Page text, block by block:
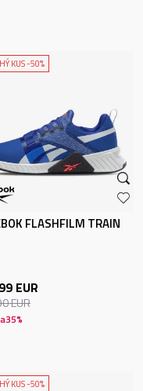
KUS -50%
FLASHFILM TRAIN
EUR
EUR
35%
KUS -50%